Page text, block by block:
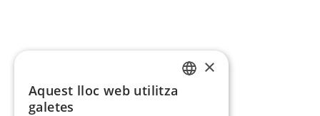
×
Aquest lloc web utilitza
galetes